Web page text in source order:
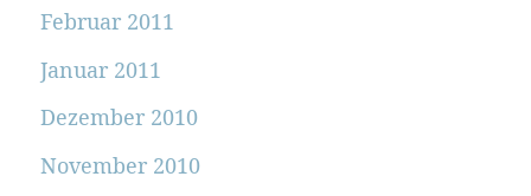
Februar 2011
Januar 2011
Dezember 2010
November 2010